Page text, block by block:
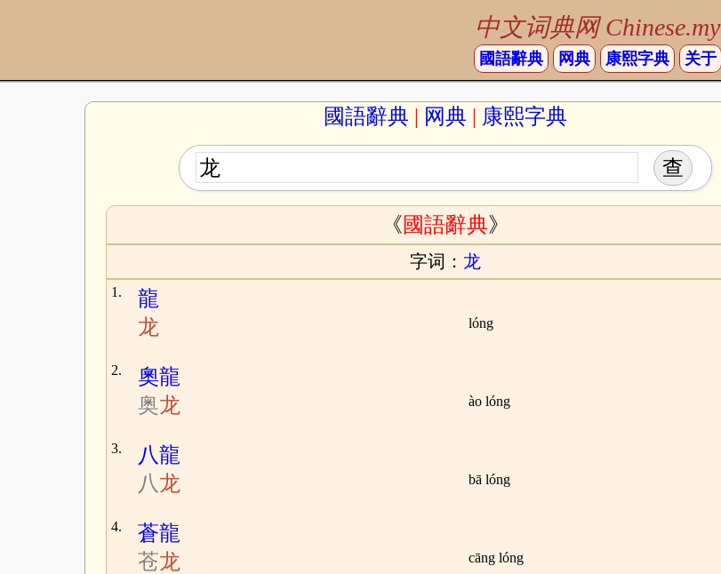
中文词典网 Chinese.my
國語辭典 网典 康熙字典 关于
國語辭典 | 网典 | 康熙字典
《國語辭典》
字词： 龙
1.
龍
龙
lóng
2.
奧龍
奥龙 ào lóng
3.
八龍
八龙 bā lóng
4.
蒼龍
苍龙 cāng lóng